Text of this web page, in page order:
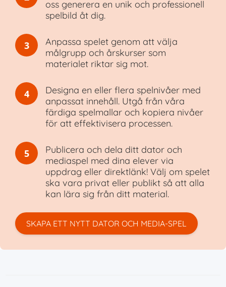
oss generera en unik och professionell
spelbild åt dig.
3
Anpassa spelet genom att välja
målgrupp och årskurser som
materialet riktar sig mot.
4
Designa en eller flera spelnivåer med
anpassat innehåll. Utgå från våra
färdiga spelmallar och kopiera nivåer
för att effektivisera processen.
5
Publicera och dela ditt dator och
mediaspel med dina elever via
uppdrag eller direktlänk! Välj om spelet
ska vara privat eller publikt så att alla
kan lära sig från ditt material.
SKAPA ETT NYTT DATOR OCH MEDIA-SPEL